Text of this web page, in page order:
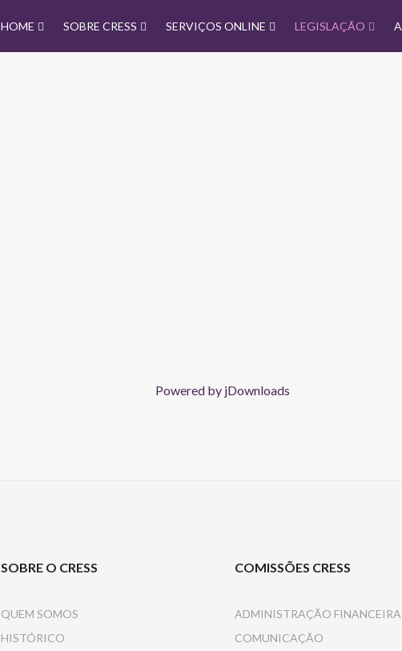
HOME SOBRE CRESS SERVIÇOS ONLINE LEGISLAÇÃO
Powered by jDownloads
SOBRE O CRESS
QUEM SOMOS
HISTÓRICO
COMISSÕES CRESS
ADMINISTRAÇÃO FINANCEIRA
COMUNICAÇÃO